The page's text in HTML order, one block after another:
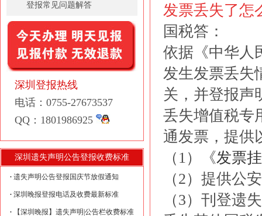
登报常见问题解答
深圳登报热线
电话：0755-27673537
QQ：1801986925
深圳遗失声明公告登报收费标准
遗失声明公告登报国庆节放假通知
深圳晚报登报电话及收费最新标准
【深圳晚报】遗失声明|公告栏收费标准
发票丢失了怎
国税答：
依据《中华人
发生发票丢失
关，并登报声
丢失增值税专
通发票，提供
（1）《发票
（2）提供公
（3）刊登遗